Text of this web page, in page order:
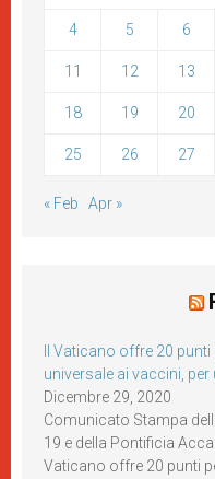
4 5 6
11 12 13
18 19 20
25 26 27
« Feb Apr »
Il Vaticano offre 20
universale ai vaccini,
Dicembre 29, 2020
Comunicato Stampa
19 e della Pontificia
Vaticano offre 20 punti